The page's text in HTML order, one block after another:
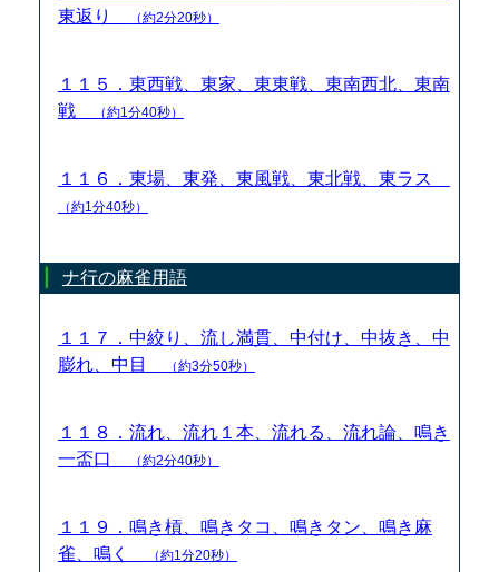
東返り
（約2分20秒）
１１５．東西戦、東家、東東戦、東南西北、東南
戦
（約1分40秒）
１１６．東場、東発、東風戦、東北戦、東ラス
（約1分40秒）
ナ行の麻雀用語
１１７．中絞り、流し満貫、中付け、中抜き、中
膨れ、中目
（約3分50秒）
１１８．流れ、流れ１本、流れる、流れ論、鳴き
一盃口
（約2分40秒）
１１９．鳴き槓、鳴きタコ、鳴きタン、鳴き麻
雀、鳴く
（約1分20秒）